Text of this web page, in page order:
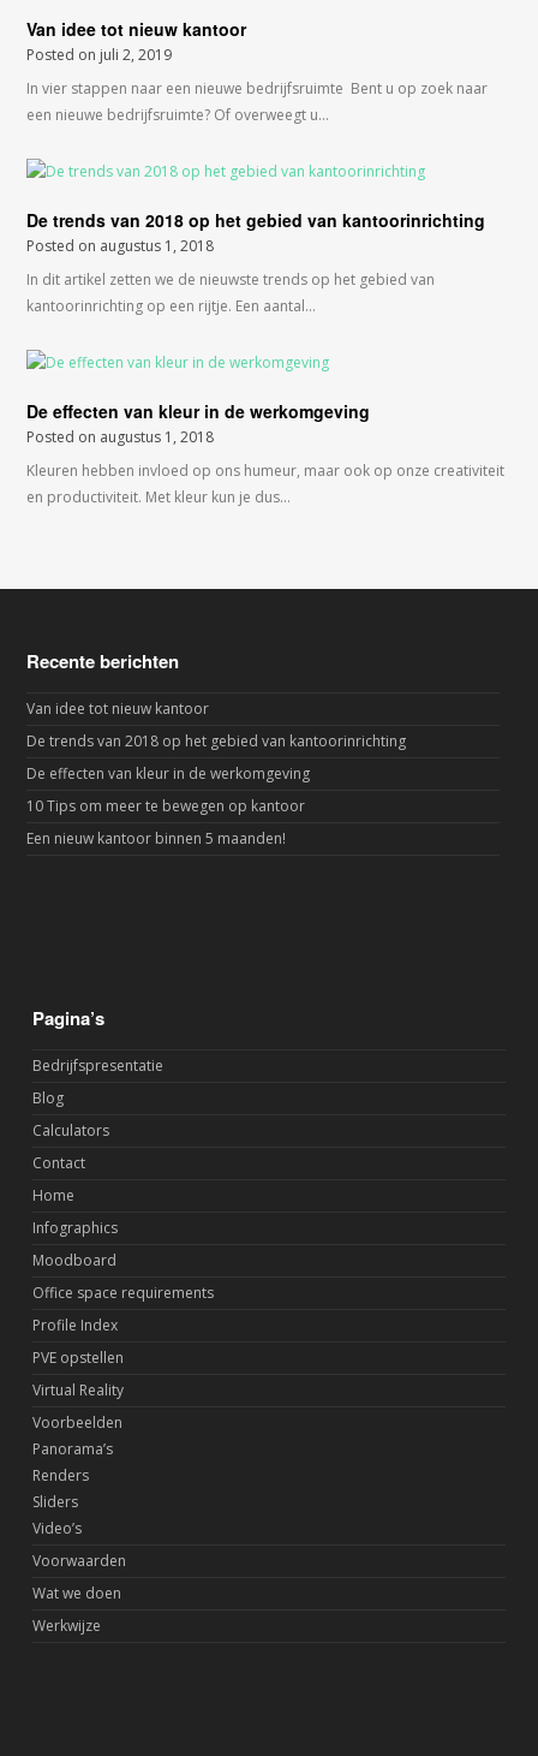
Van idee tot nieuw kantoor
Posted on juli 2, 2019
In vier stappen naar een nieuwe bedrijfsruimte Bent u op zoek naar
een nieuwe bedrijfsruimte? Of overweegt u…
De trends van 2018 op het gebied van kantoorinrichting
Posted on augustus 1, 2018
In dit artikel zetten we de nieuwste trends op het gebied van
kantoorinrichting op een rijtje. Een aantal…
De effecten van kleur in de werkomgeving
Posted on augustus 1, 2018
Kleuren hebben invloed op ons humeur, maar ook op onze creativiteit
en productiviteit. Met kleur kun je dus…
Recente berichten
Van idee tot nieuw kantoor
De trends van 2018 op het gebied van kantoorinrichting
De effecten van kleur in de werkomgeving
10 Tips om meer te bewegen op kantoor
Een nieuw kantoor binnen 5 maanden!
Pagina’s
Bedrijfspresentatie
Blog
Calculators
Contact
Home
Infographics
Moodboard
Office space requirements
Profile Index
PVE opstellen
Virtual Reality
Voorbeelden
Panorama’s
Renders
Sliders
Video’s
Voorwaarden
Wat we doen
Werkwijze